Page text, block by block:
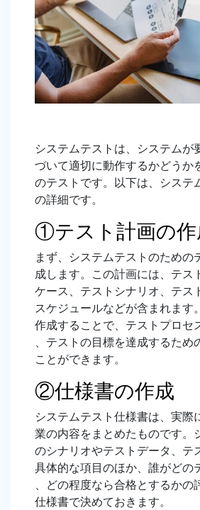
システムテストは、システムが
づいて適切に動作するかどうか
のテストです。以下は、システ
の詳細です。
①テスト計画の作
まず、システムテストのための
成します。この計画には、テス
ケース、テストシナリオ、テス
スケジュールなどが含まれます
作成することで、テストプロセ
、テストの目標を達成するため
ことができます。
②仕様書の作成
システムテスト仕様書は、実際
業の内容をまとめたものです。
のシナリオやテストデータ、テ
具体的な項目のほか、誰がどの
、どの程度なら合格とするかの
仕様書で決めておきます。